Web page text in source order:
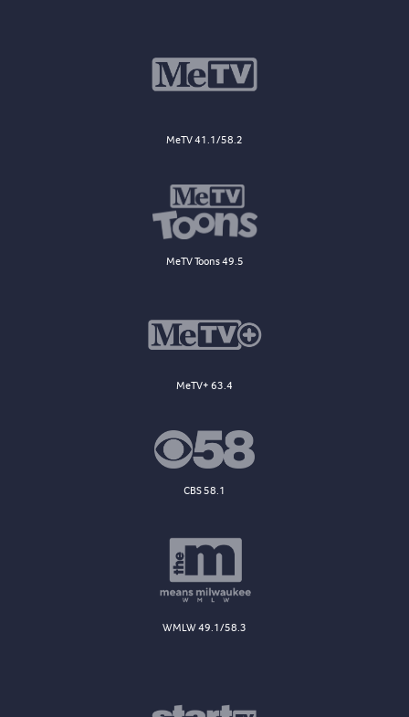
MeTV 41.1/58.2
MeTV Toons 49.5
MeTV+ 63.4
CBS 58.1
WMLW 49.1/58.3